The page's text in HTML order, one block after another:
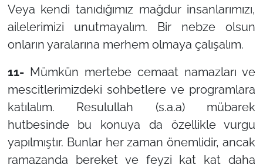
Veya kendi tanıdığımız mağdur insanlarımızı,
ailelerimizi unutmayalım. Bir nebze olsun
onların yaralarına merhem olmaya çalışalım.
11-Mümkün mertebe cemaat namazları ve
mescitlerimizdeki sohbetlere ve programlara
katılalım. Resulullah (s.a.a) mübarek
hutbesinde bu konuya da özellikle vurgu
yapılmıştır. Bunlar her zaman önemlidir, ancak
ramazanda bereket ve feyzi kat kat daha